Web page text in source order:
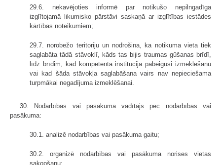
29.6. nekavējoties informē par notikušo nepilngadīga
izglītojamā likumisko pārstāvi saskaņā ar izglītības iestādes
kārtības noteikumiem;
29.7. norobežo teritoriju un nodrošina, ka notikuma vieta tiek
saglabāta tādā stāvoklī, kāds tas bijis traumas gūšanas brīdī,
līdz brīdim, kad kompetentā institūcija pabeigusi izmeklēšanu
vai kad šāda stāvokļa saglabāšana vairs nav nepieciešama
turpmākai negadījuma izmeklēšanai.
30. Nodarbības vai pasākuma vadītājs pēc nodarbības vai
pasākuma:
30.1. analizē nodarbības vai pasākuma gaitu;
30.2. organizē nodarbības vai pasākuma norises vietas
sakopšanu;